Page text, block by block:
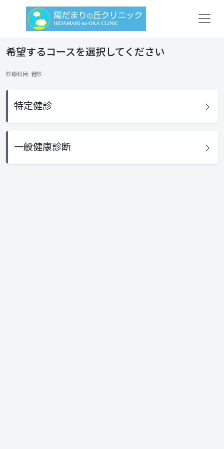
希望するコースを選択してください
診療科目: 健診
特定健診
一般健康診断